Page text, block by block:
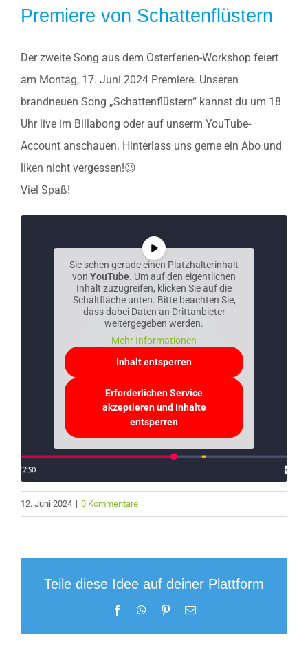
Premiere von Schattenflüstern
Der zweite Song aus dem Osterferien-Workshop feiert
am Montag, 17. Juni 2024 Premiere. Unseren
brandneuen Song „Schattenflüstern“ kannst du um 18
Uhr live im Billabong oder auf unserm YouTube-
Account anschauen. Hinterlass uns gerne ein Abo und
liken nicht vergessen!😉
Viel Spaß!
Sie sehen gerade einen Platzhalterinhalt
von YouTube. Um auf den eigentlichen
Inhalt zuzugreifen, klicken Sie auf die
Schaltfläche unten. Bitte beachten Sie,
dass dabei Daten an Drittanbieter
weitergegeben werden.
Mehr Informationen
Inhalt entsperren
Erforderlichen Service
akzeptieren und Inhalte
entsperren
12. Juni 2024 | 0 Kommentare
Teile diese Idee auf deiner Plattform
FacebookWhatsApp
Pinterest
E-